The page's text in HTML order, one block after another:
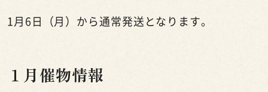
1月6日（月）から通常発送となります。
１月催物情報